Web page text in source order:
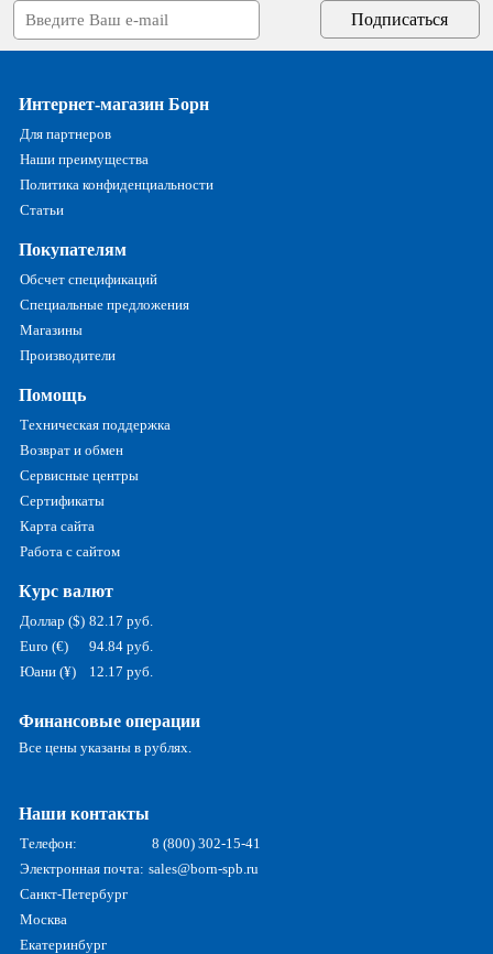
Интернет-магазин Борн
Для партнеров
Наши преимущества
Политика конфиденциальности
Статьи
Покупателям
Обсчет спецификаций
Специальные предложения
Магазины
Производители
Помощь
Техническая поддержка
Возврат и обмен
Сервисные центры
Сертификаты
Карта сайта
Работа с сайтом
Курс валют
Доллар ($) 82.17 руб.
Euro (€)
94.84 руб.
Юани (¥)
12.17 руб.
Финансовые операции
Все цены указаны в рублях.
Наши контакты
Телефон:
8 (800) 302-15-41
Электронная почта: sales@born-spb.ru
Санкт-Петербург
Москва
Екатеринбург